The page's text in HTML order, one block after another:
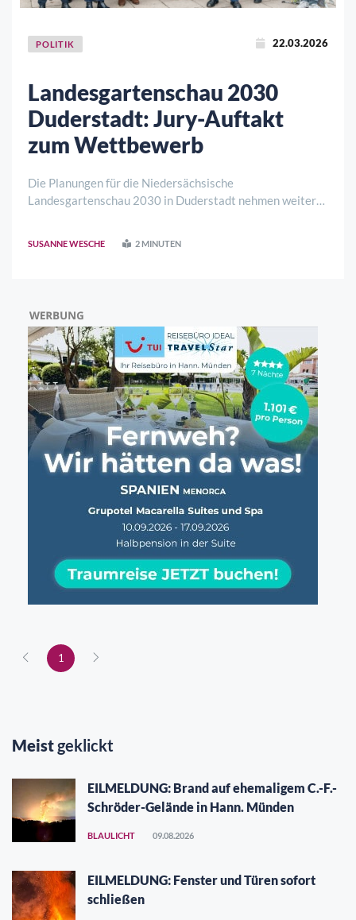
POLITIK 22.03.2026
Landesgartenschau 2030
Duderstadt: Jury-Auftakt
zum Wettbewerb
Die Planungen für die Niedersächsische
Landesgartenschau 2030 in Duderstadt nehmen weiter
Realisierungswettbewerbs traf sich erstmals das
SUSANNE WESCHE 2 MINUTEN
1
Meistgeklickt
EILMELDUNG: Brand auf ehemaligem C.-F.-
Schröder-Gelände in Hann. Münden
BLAULICHT 09.08.2026
EILMELDUNG: Fenster und Türen sofort
schließen